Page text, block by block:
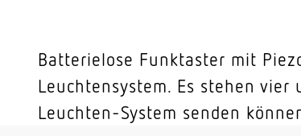
Batterielose Funktaster mit
Leuchtensystem. Es stehen
Leuchten-System senden